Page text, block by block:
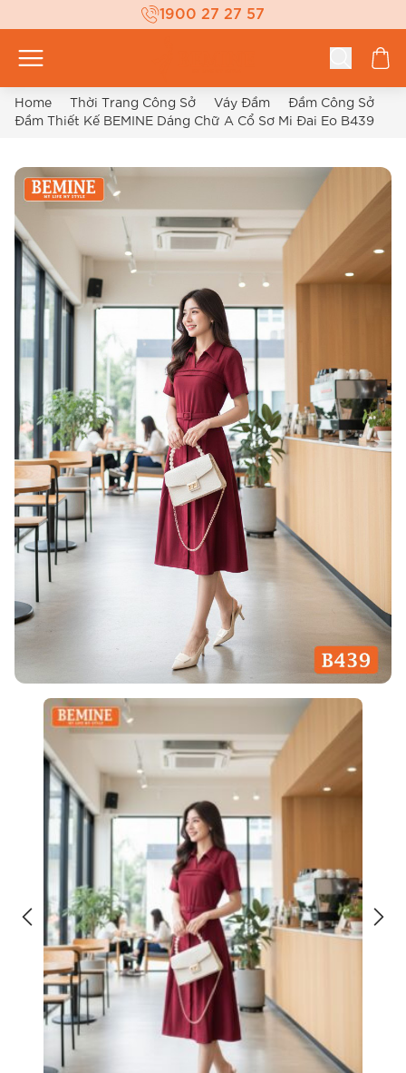
1900 27 27 57
Home Thời Trang Công Sở Váy Đầm
Đầm Công Sở
Đầm Thiết Kế BEMINE Dáng Chữ A Cổ Sơ Mi Đai Eo B439